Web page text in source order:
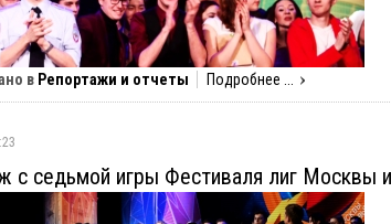
в Репортажи и отчеты Подробнее ...
с седьмой игры Фестиваля лиг Москвы